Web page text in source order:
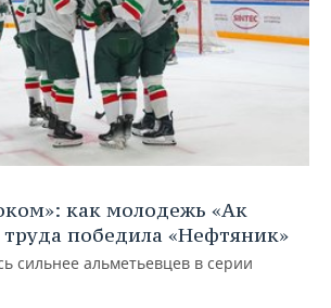
как молодежь «Ак
труда победила «Нефтяник»
сильнее альметьевцев в серии